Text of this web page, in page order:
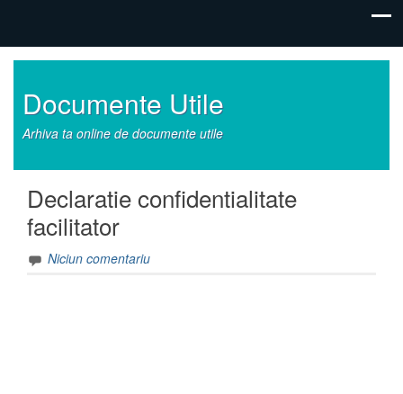
Documente Utile
Arhiva ta online de documente utile
Declaratie confidentialitate
facilitator
Niciun comentariu